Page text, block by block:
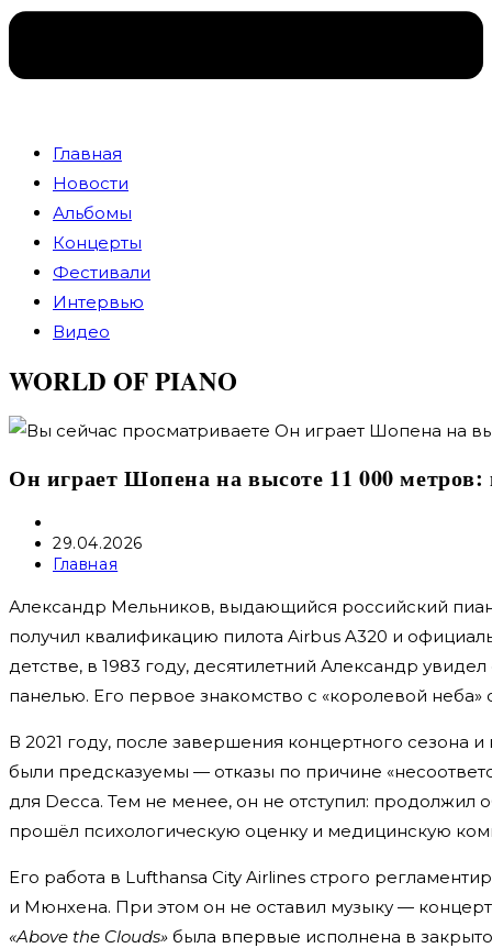
Главная
Новости
Альбомы
Концерты
Фестивали
Интервью
Видео
WORLD OF PIANO
Он играет Шопена на высоте 11 000
записи:
Запись
опубликована:
29.04.2026
Рубрика
Главная
Александр Мельников, выдающийся российский
получил квалификацию пилота Airbus A320 и
детстве, в 1983 году, десятилетний Александр
панелью. Его первое знакомство с «королевой
В 2021 году, после завершения концертного сезона
были предсказуемы — отказы по причине
для Decca. Тем не менее, он не отступил: продолжил
прошёл психологическую оценку и медицинскую
Его работа в Lufthansa City Airlines строго
и Мюнхена. При этом он не оставил музыку —
«Above the Clouds» была впервые исполнена в